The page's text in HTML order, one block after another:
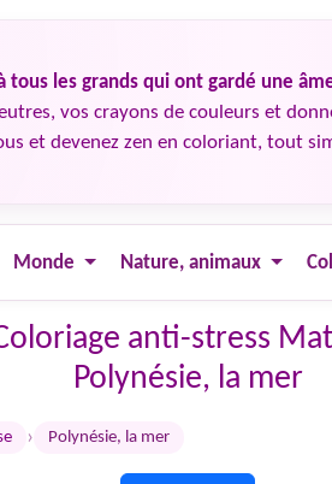
tous les grands qui ont gardé une
vos crayons de couleurs et
et devenez zen en coloriant, tout
Monde Nature, animaux
anti-stress
Polynésie, la mer
› Polynésie, la mer